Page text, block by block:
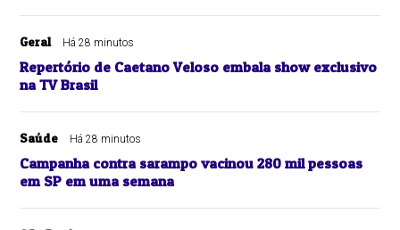
Geral Há 28 minutos
Repertório de Caetano Veloso embala show exclusivo
na TV Brasil
Saúde Há 28 minutos
Campanha contra sarampo vacinou 280 mil pessoas
em SP em uma semana